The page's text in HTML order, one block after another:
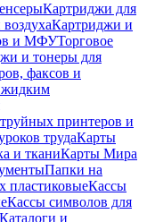
Картриджи для
Картриджи и
и МФУТорговое
и тонеры для
факсов и
жидким
принтеров и
трудаКарты
и тканиКарты Мира
Папки на
пластиковыеКассы
Кассы символов для
Каталоги и